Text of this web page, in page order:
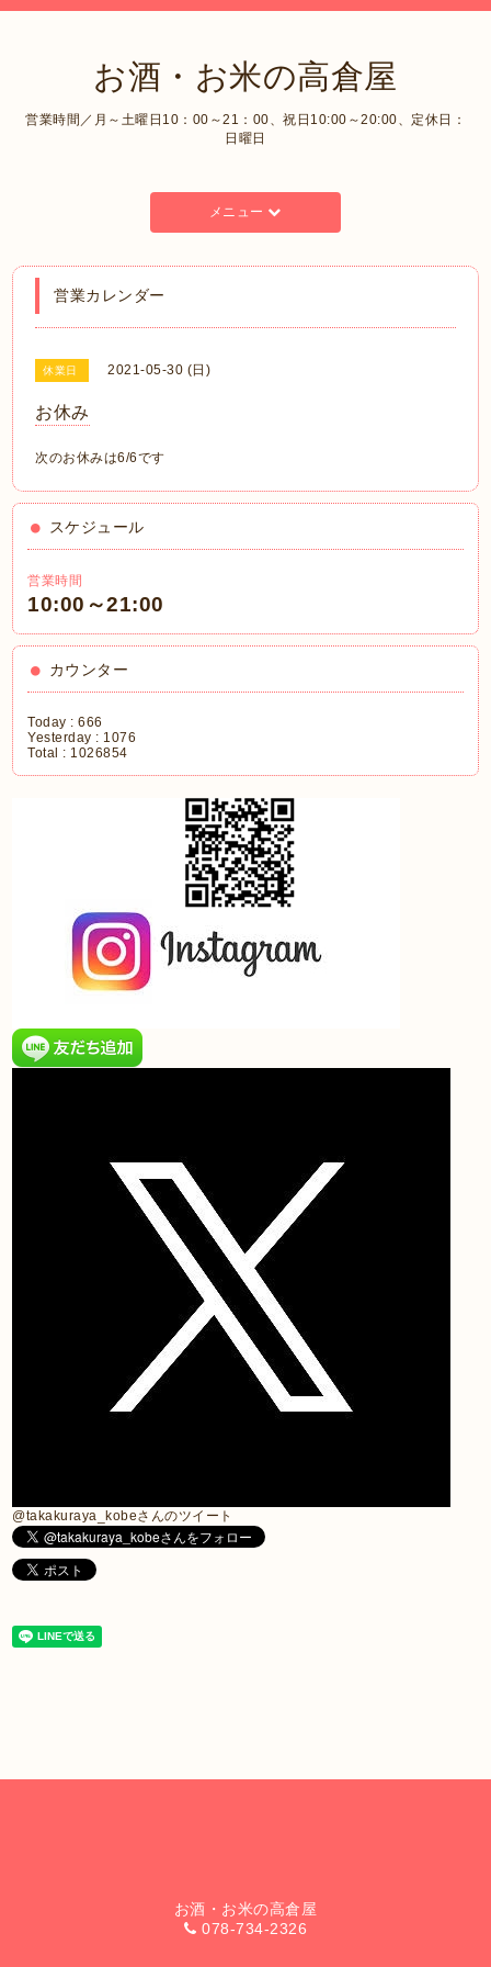
お酒・お米の高倉屋
営業時間／月～土曜日10：00～21：00、祝日10:00～20:00、定休日：
日曜日
メニュー
営業カレンダー
休業日 2021-05-30 (日)
お休み
次のお休みは6/6です
スケジュール
営業時間
10:00～21:00
カウンター
Today :666
Yesterday : 1076
Total : 1026854
@takakuraya_kobeさんのツイート
お酒・お米の高倉屋
078-734-2326